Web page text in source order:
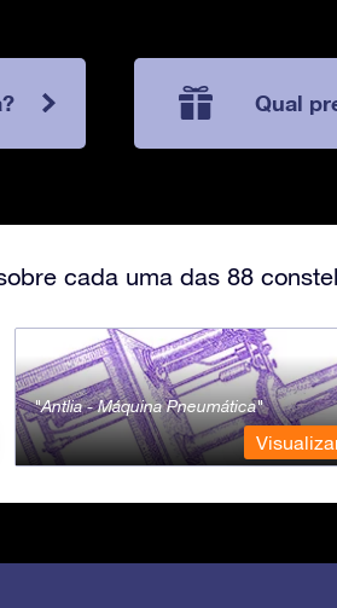
Qual
cada uma das 88
Antlia - Máquina Pneumática